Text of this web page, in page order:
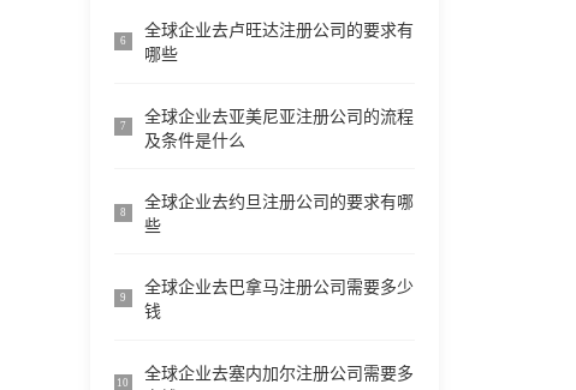
6
全球企业去卢旺达注册公司的要求有
哪些
7
全球企业去亚美尼亚注册公司的流程
及条件是什么
8
全球企业去约旦注册公司的要求有哪
些
9
全球企业去巴拿马注册公司需要多少
钱
10
全球企业去塞内加尔注册公司需要多